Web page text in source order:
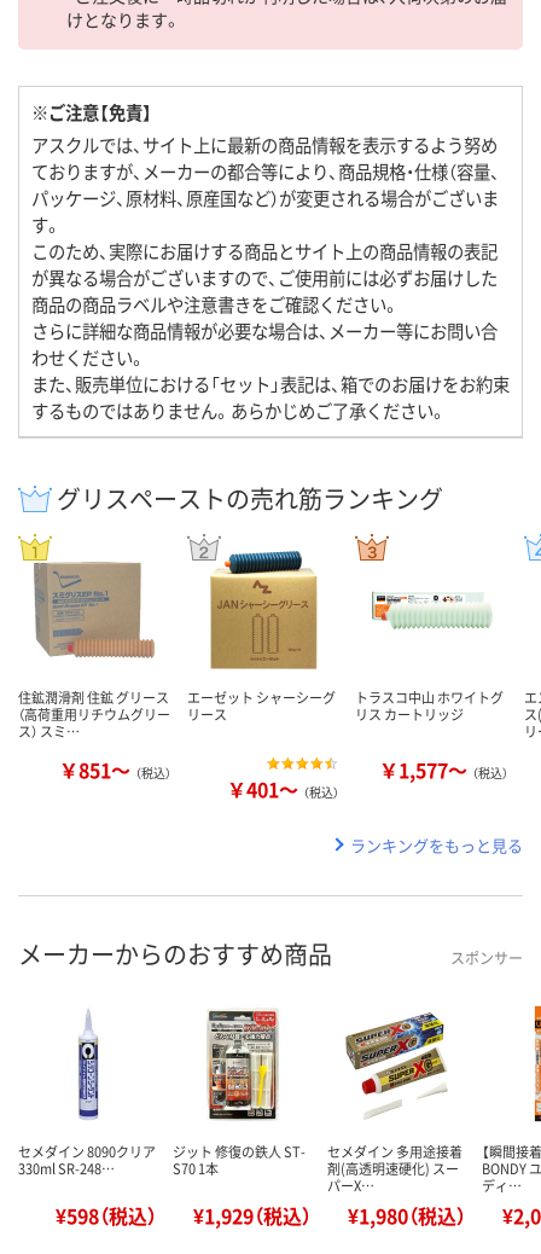
けとなります。
※ご注意【免責】
アスクルでは、サイト上に最新の商品情報を表示するよう努め
ておりますが、メーカーの都合等により、商品規格・仕様（容量、
パッケージ、原材料、原産国など）が変更される場合がございま
す。
このため、実際にお届けする商品とサイト上の商品情報の表記
が異なる場合がございますので、ご使用前には必ずお届けした
商品の商品ラベルや注意書きをご確認ください。
さらに詳細な商品情報が必要な場合は、メーカー等にお問い合
わせください。
また、販売単位における「セット」表記は、箱でのお届けをお約束
するものではありません。あらかじめご了承ください。
グリスペーストの売れ筋ランキング
住鉱潤滑剤 住鉱 グリース
（高荷重用リチウムグリー
ス） スミ…
￥851～ （税込）
エーゼット シャーシーグ
リース
￥401～ （税込）
トラスコ中山 ホワイトグ
リス カートリッジ
￥1,577～ （税込）
ランキングをもっと見る
メーカーからのおすすめ商品 スポンサー
セメダイン 8090クリア
330ml SR-248…
¥598（税込）
ジット 修復の鉄人 ST-
S70 1本
¥1,929（税込）
セメダイン 多用途接着
剤(高透明速硬化) スー
パーX…
¥1,980（税込）
【瞬間接
BONDY
ディ…